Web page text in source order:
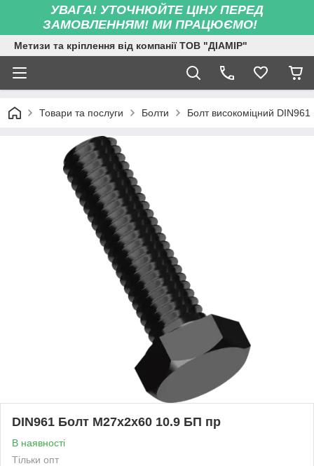
УВАГА! УТОЧНЮЙТЕ ЦІНУ ПЕРЕД
ЗАМОВЛЕННЯМ! МИ ПРАЦЮЄМО!
Метизи та кріплення від компанії ТОВ "ДІАМІР"
Товари та послуги Болти Болт високоміцний
DIN961 Болт М27х2х60 10.9 БП пр
В наявності
Тільки опт